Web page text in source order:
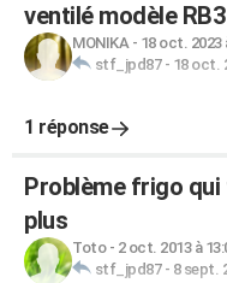
ventilé modèle RB3
MONIKA- 18 oct. 2023
stf_jpd87- 18 oct.
1 réponse
Problème frigo
plus
Toto- 2 oct. 2013 à
stf_jpd87- 8 sept.